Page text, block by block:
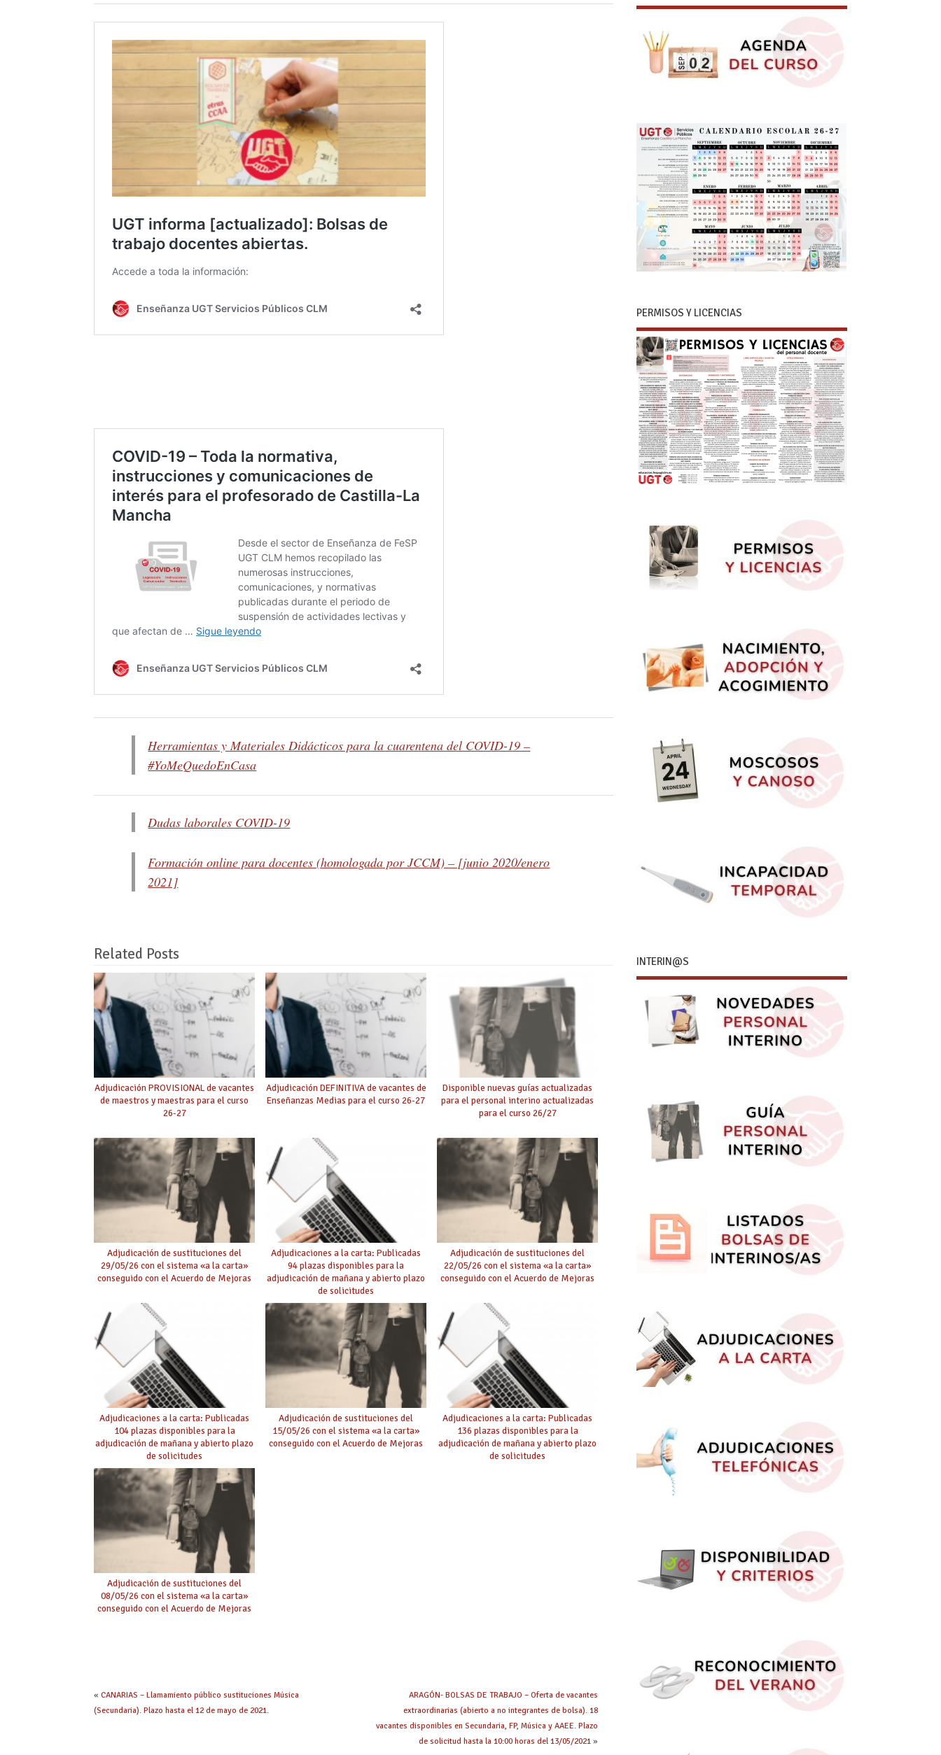
Herramientas y Materiales Didácticos para la cuarentena del COVID-19 –
#YoMeQuedoEnCasa
Dudas laborales COVID-19
Formación online para docentes (homologada por JCCM) – [junio 2020/enero
2021]
Related Posts
Adjudicación PROVISIONAL de vacantes
de maestros y maestras para el curso
26-27
Adjudicación DEFINITIVA de vacantes de
Enseñanzas Medias para el curso 26-27
Disponible nuevas guías actualizadas
para el personal interino actualizadas
para el curso 26/27
Adjudicación de sustituciones del
29/05/26 con el sistema «a la carta»
conseguido con el Acuerdo de Mejoras
Adjudicaciones a la carta: Publicadas
94 plazas disponibles para la
adjudicación de mañana y abierto plazo
de solicitudes
Adjudicación de sustituciones del
22/05/26 con el sistema «a la carta»
conseguido con el Acuerdo de Mejoras
Adjudicaciones a la carta: Publicadas
104 plazas disponibles para la
adjudicación de mañana y abierto plazo
de solicitudes
Adjudicación de sustituciones del
15/05/26 con el sistema «a la carta»
conseguido con el Acuerdo de Mejoras
Adjudicaciones a la carta: Publicadas
136 plazas disponibles para la
adjudicación de mañana y abierto plazo
de solicitudes
Adjudicación de sustituciones del
08/05/26 con el sistema «a la carta»
conseguido con el Acuerdo de Mejoras
«CANARIAS – Llamamiento público sustituciones Música
(Secundaria). Plazo hasta el 12 de mayo de 2021.
ARAGÓN- BOLSAS DE TRABAJO – Oferta de vacantes
extraordinarias (abierto a no integrantes de bolsa). 18
vacantes disponibles en Secundaria, FP, Música y AAEE. Plazo
de solicitud hasta la 10:00 horas del 13/05/2021 »
PERMISOS Y LICENCIAS
INTERIN@S